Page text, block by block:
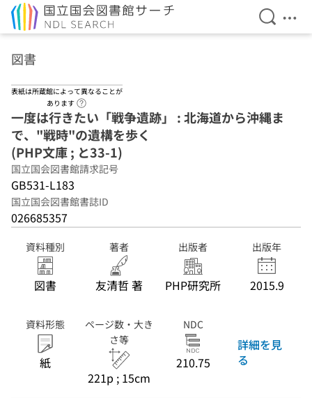
検索を
メ
図書
表紙は所蔵館によって異なることが
あります
一度は行きたい「戦争遺跡」 : 北海道から沖縄ま
で、"戦時"の遺構を歩く
(PHP文庫 ; と33-1)
国立国会図書館請求記号
GB531-L183
国立国会図書館書誌ID
026685357
資料種別
図書
著者
友清哲 著
出版者
PHP研究所
出版年
2015.9
資料形態
紙
ページ数・大き
さ等
221p ; 15cm
NDC
210.75
詳細を見
る